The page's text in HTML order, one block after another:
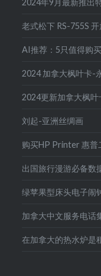
2024年9月最新推出
老式松下 RS-755S
AI推荐：5只值得购
2024 加拿大枫叶卡-
2024更新加拿大枫叶
刘起-亚洲丝绸画
购买HP Printer 惠普
出国旅行漫游必备数
绿苹果型床头电子闹
加拿大中文服务电话
在加拿大的热水炉是